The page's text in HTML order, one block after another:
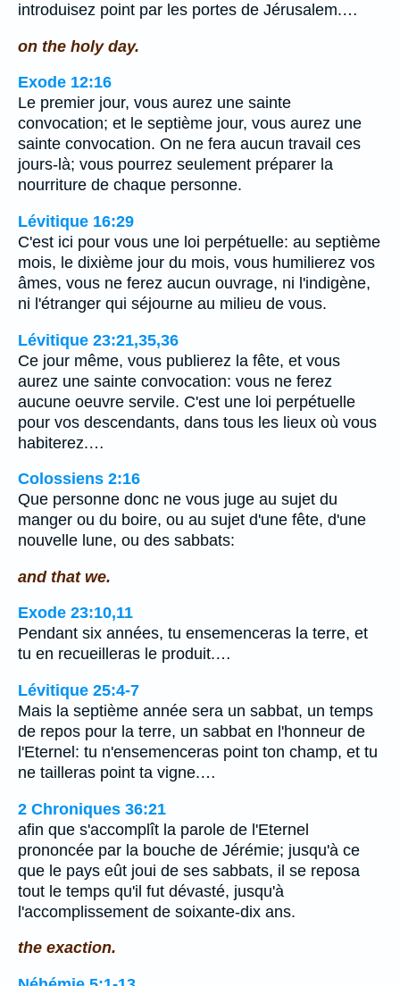
introduisez point par les portes de Jérusalem.…
on the holy day.
Exode 12:16
Le premier jour, vous aurez une sainte
convocation; et le septième jour, vous aurez une
sainte convocation. On ne fera aucun travail ces
jours-là; vous pourrez seulement préparer la
nourriture de chaque personne.
Lévitique 16:29
C'est ici pour vous une loi perpétuelle: au septième
mois, le dixième jour du mois, vous humilierez vos
âmes, vous ne ferez aucun ouvrage, ni l'indigène,
ni l'étranger qui séjourne au milieu de vous.
Lévitique 23:21,35,36
Ce jour même, vous publierez la fête, et vous
aurez une sainte convocation: vous ne ferez
aucune oeuvre servile. C'est une loi perpétuelle
pour vos descendants, dans tous les lieux où vous
habiterez.…
Colossiens 2:16
Que personne donc ne vous juge au sujet du
manger ou du boire, ou au sujet d'une fête, d'une
nouvelle lune, ou des sabbats:
and that we.
Exode 23:10,11
Pendant six années, tu ensemenceras la terre, et
tu en recueilleras le produit.…
Lévitique 25:4-7
Mais la septième année sera un sabbat, un temps
de repos pour la terre, un sabbat en l'honneur de
l'Eternel: tu n'ensemenceras point ton champ, et tu
ne tailleras point ta vigne.…
2 Chroniques 36:21
afin que s'accomplît la parole de l'Eternel
prononcée par la bouche de Jérémie; jusqu'à ce
que le pays eût joui de ses sabbats, il se reposa
tout le temps qu'il fut dévasté, jusqu'à
l'accomplissement de soixante-dix ans.
the exaction.